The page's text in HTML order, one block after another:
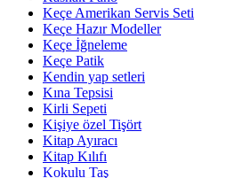
Keçe Amerikan Servis Seti
Keçe Hazır Modeller
Keçe İğneleme
Keçe Patik
Kendin yap setleri
Kına Tepsisi
Kirli Sepeti
Kişiye özel Tişört
Kitap Ayıracı
Kitap Kılıfı
Kokulu Taş